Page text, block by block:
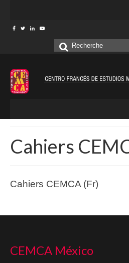
Rechercher
Cahiers
Cahiers CEMCA (Fr)
CEMCA México